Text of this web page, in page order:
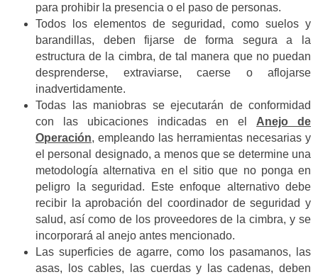
para prohibir la presencia o el paso de personas.
Todos los elementos de seguridad, como suelos y
barandillas, deben fijarse de forma segura a la
estructura de la cimbra, de tal manera que no puedan
desprenderse, extraviarse, caerse o aflojarse
inadvertidamente.
Todas las maniobras se ejecutarán de conformidad
con las ubicaciones indicadas en el Anejo de
Operación, empleando las herramientas necesarias y
el personal designado, a menos que se determine una
metodología alternativa en el sitio que no ponga en
peligro la seguridad.
Este enfoque alternativo debe
recibir la aprobación del coordinador de seguridad y
salud, así como de los proveedores de la cimbra, y se
incorporará al anejo antes mencionado.
Las superficies de agarre, como los pasamanos, las
asas, los cables, las cuerdas y las cadenas, deben